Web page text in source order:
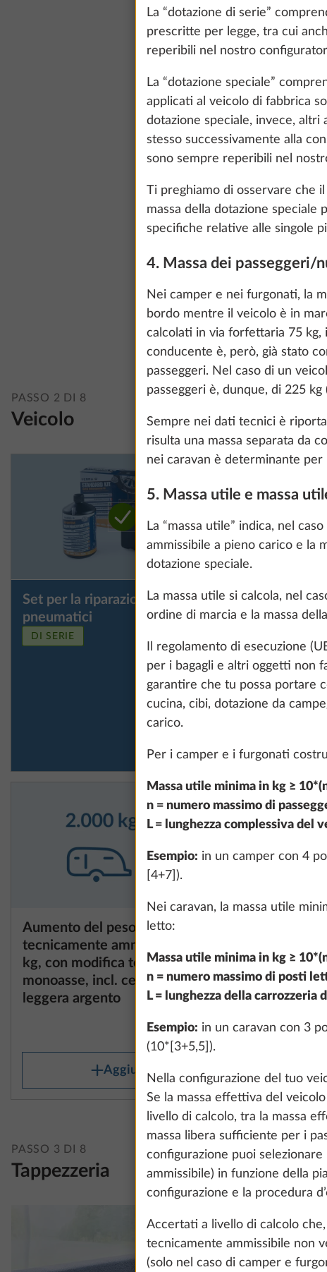
We use cookies
improve our
data for statistics
all". You can
information about
Show details
PASSO 2 DI 8
Veicolo
Set per la riparazione degli
pneumatici
Maggiori
DI SERIE
Ruota di
al posto
montaggio
1
Aumento del peso
tecnicamente ammesso a 2.000
kg, con modifica tecnica per
monoasse, incl. cerchioni in lega
leggera argento
1.282 €
Aggiungi
kg con
monoasse,
lega neri
PASSO 3 DI 8
Tappezzeria
La “dotazione di serie”
prescritte per legge, tra cui
reperibili nel nostro
La “dotazione speciale”
applicati al veicolo di fabbrica
dotazione speciale, invece,
stesso successivamente alla
sono sempre reperibili nel
Ti preghiamo di osservare che
massa della dotazione speciale
specifiche relative alle singole
4. Massa dei passeggeri/
Nei camper e nei furgonati, la
bordo mentre il veicolo è in
calcolati in via forfettaria 75 kg,
conducente è, però, già stato
passeggeri. Nel caso di un
passeggeri è, dunque, di 225 kg
Sempre nei dati tecnici è
risulta una massa separata da
nei caravan è determinante per
5. Massa utile e massa
La “massa utile” indica, nel
ammissibile a pieno carico e la
dotazione speciale.
La massa utile si calcola, nel
ordine di marcia e la massa
Il regolamento di esecuzione
per i bagagli e altri oggetti non
garantire che tu possa portare
cucina, cibi, dotazione da
carico.
Per i camper e i furgonati
Massa utile minima in kg ≥
n = numero massimo di
L = lunghezza complessiva del
Esempio: in un camper con 4
[4+7]).
Nei caravan, la massa utile
letto:
Massa utile minima in kg ≥
n = numero massimo di posti
L = lunghezza della carrozzeria
Esempio: in un caravan con 3
(10*[3+5,5]).
Nella configurazione del tuo
Se la massa effettiva del
livello di calcolo, tra la massa
massa libera sufficiente per i
configurazione puoi
ammissibile) in funzione della
configurazione e la procedura
Accertati a livello di calcolo
tecnicamente ammissibile non
(solo nel caso di camper e